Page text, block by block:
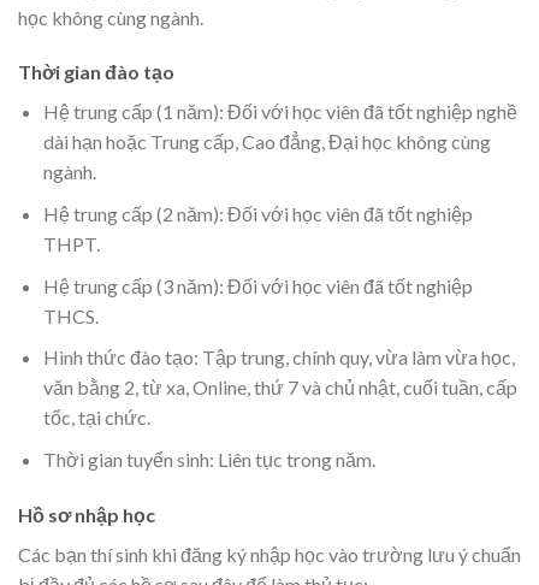
học không cùng ngành.
Thời gian đào tạo
Hệ trung cấp (1 năm): Đối với học viên đã tốt nghiệp nghề
dài hạn hoặc Trung cấp, Cao đẳng, Đại học không cùng
ngành.
Hệ trung cấp (2 năm): Đối với học viên đã tốt nghiệp
THPT.
Hệ trung cấp (3 năm): Đối với học viên đã tốt nghiệp
THCS.
Hình thức đào tạo: Tập trung, chính quy, vừa làm vừa học,
văn bằng 2, từ xa, Online, thứ 7 và chủ nhật, cuối tuần, cấp
tốc, tại chức.
Thời gian tuyển sinh: Liên tục trong năm.
Hồ sơ nhập học
Các bạn thí sinh khi đăng ký nhập học vào trường lưu ý chuẩn